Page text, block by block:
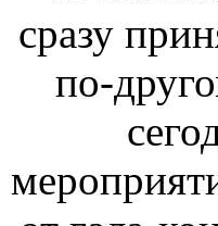
сразу
по-